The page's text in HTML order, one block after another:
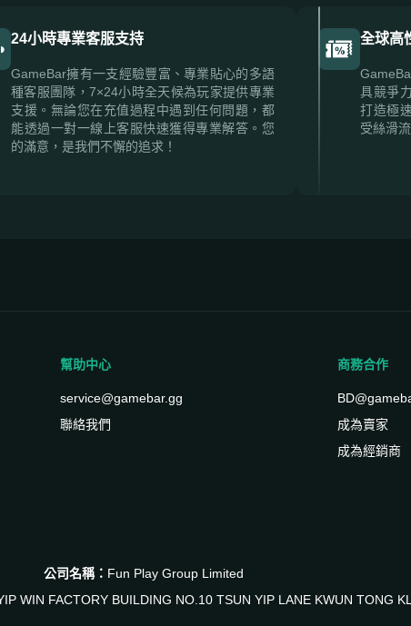
24小時專業客服支持
GameBar擁有一支經驗豐富、專業貼心的多語
種客服團隊，7×24小時全天候為玩家提供專業
支援。無論您在充值過程中遇到任何問題，都
能透過一對一線上客服快速獲得專業解答。您
的滿意，是我們不懈的追求！
全球高
具競爭
打造極
受絲滑
幫助中心
service@gamebar.gg
聯絡我們
商務合作
成為賣家
成為經銷商
公司名稱： Fun Play Group Limited
WIN FACTORY BUILDING NO.10 TSUN YIP LANE KWUN TONG KL